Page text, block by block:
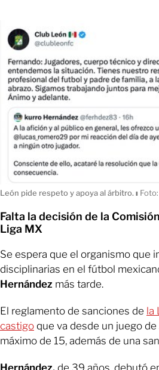
León pide respeto y apoya al árbitro.ı
Falta la decisión de la
Liga MX
Se espera que el organismo que
disciplinarias en el fútbol
Hernández más tarde.
El reglamento de sanciones de la
castigo que va desde un juego
máximo de 15, además de una